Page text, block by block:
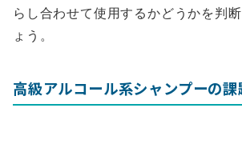
らし合わせて使用するかどうかを判
ょう。
高級アルコール系シャンプーの